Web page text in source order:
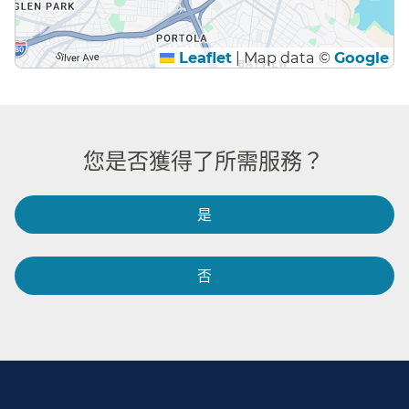
Leaflet |Map data © Google
您是否獲得了所需服務？​​
是​​
否​​